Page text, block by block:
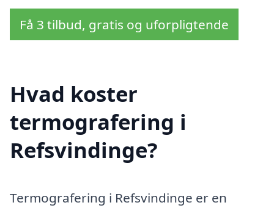
Få 3 tilbud, gratis og uforpligtende
Hvad koster
termografering i
Refsvindinge?
Termografering i Refsvindinge er en